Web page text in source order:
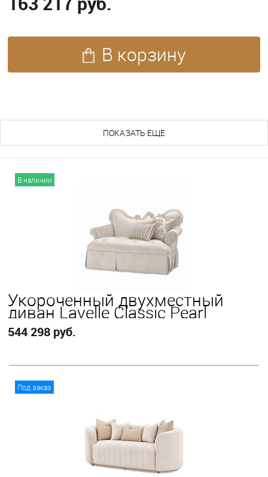
В корзину
ПОКАЗАТЬ ЕЩЕ
В наличии
Укороченный двухместный
диван Lavelle Classic Pearl
544 298 руб.
Под заказ